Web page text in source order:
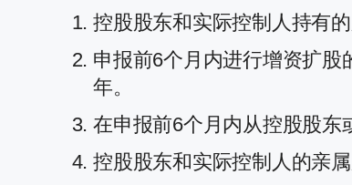
控股股东和实际控制人持有
申报前6个月内进行增资扩
年。
在申报前6个月内从控股股东
控股股东和实际控制人的亲